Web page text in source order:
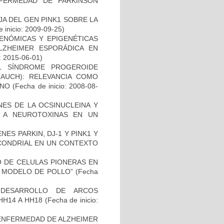
DEL GEN PINK1 SOBRE LA
inicio: 2009-09-25)
Y EPIGENÉTICAS
ESPORÁDICA EN
2015-06-01)
PROGEROIDE
RELEVANCIA COMO
(Fecha de inicio: 2008-08-
DE LA OCSINUCLEINA Y
A NEUROTOXINAS EN UN
PARKIN, DJ-1 Y PINK1 Y
EN UN CONTEXTO
DE CELULAS PIONERAS EN
DE POLLO”(Fecha
DE ARCOS
A HH18 (Fecha de inicio:
DE ALZHEIMER